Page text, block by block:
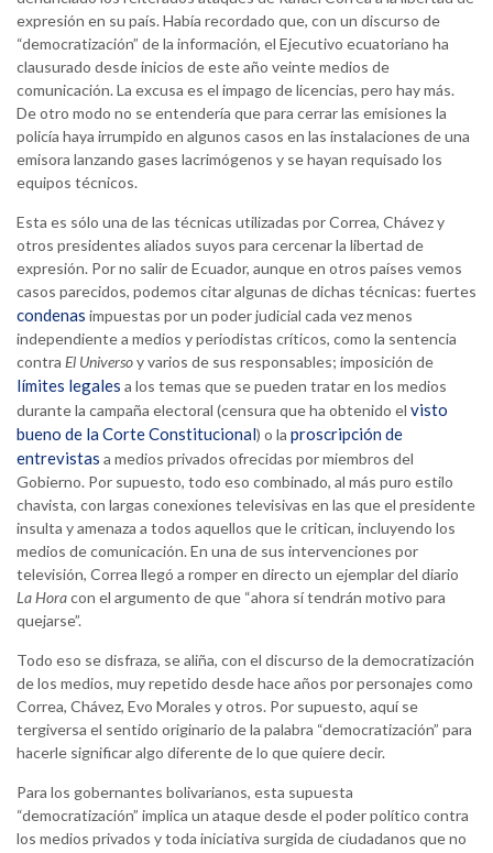
expresión en su país. Había recordado que, con un discurso de
“democratización” de la información, el Ejecutivo ecuatoriano ha
clausurado desde inicios de este año veinte medios de
comunicación. La excusa es el impago de licencias, pero hay más.
De otro modo no se entendería que para cerrar las emisiones la
policía haya irrumpido en algunos casos en las instalaciones de una
emisora lanzando gases lacrimógenos y se hayan requisado los
equipos técnicos.
Esta es sólo una de las técnicas utilizadas por Correa, Chávez y
otros presidentes aliados suyos para cercenar la libertad de
expresión. Por no salir de Ecuador, aunque en otros países vemos
casos parecidos, podemos citar algunas de dichas técnicas: fuertes
condenas impuestas por un poder judicial cada vez menos
independiente a medios y periodistas críticos, como la sentencia
contra El Universoy varios de sus responsables; imposición de
límites legales a los temas que se pueden tratar en los medios
durante la campaña electoral (censura que ha obtenido el visto
bueno de la Corte Constitucional) o la proscripción de
entrevistas a medios privados ofrecidas por miembros del
Gobierno. Por supuesto, todo eso combinado, al más puro estilo
chavista, con largas conexiones televisivas en las que el presidente
insulta y amenaza a todos aquellos que le critican, incluyendo los
medios de comunicación. En una de sus intervenciones por
televisión, Correa llegó a romper en directo un ejemplar del diario
La Horacon el argumento de que “ahora sí tendrán motivo para
quejarse”.
Todo eso se disfraza, se aliña, con el discurso de la democratización
de los medios, muy repetido desde hace años por personajes como
Correa, Chávez, Evo Morales y otros. Por supuesto, aquí se
tergiversa el sentido originario de la palabra “democratización” para
hacerle significar algo diferente de lo que quiere decir.
Para los gobernantes bolivarianos, esta supuesta
“democratización” implica un ataque desde el poder político contra
los medios privados y toda iniciativa surgida de ciudadanos que no